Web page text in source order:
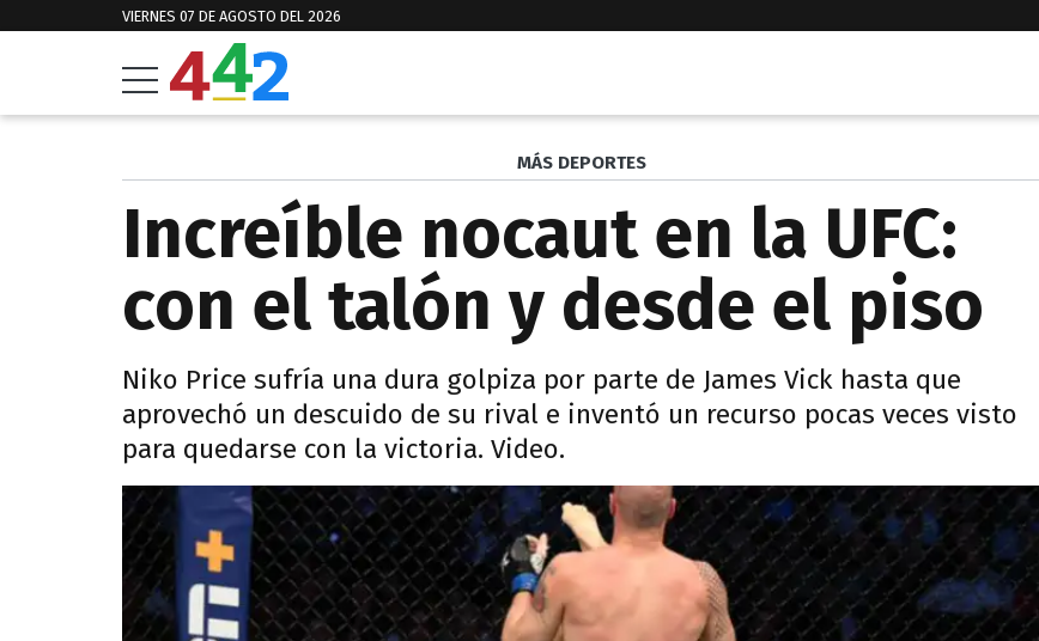
VIERNES 07 DE AGOSTO DEL 2026
MÁS DEPORTES
Increíble nocaut en la UFC:
con el talón y desde el piso
Niko Price sufría una dura golpiza por parte de James Vick hasta que
aprovechó un descuido de su rival e inventó un recurso pocas veces visto
para quedarse con la victoria. Video.